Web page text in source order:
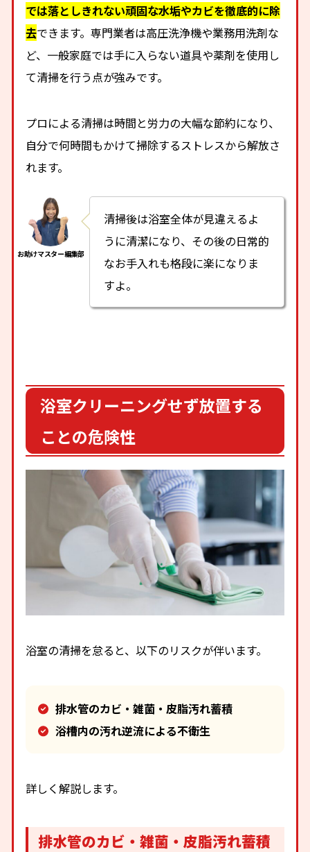
では落としきれない頑固な水垢やカビを徹底的に除
去できます。専門業者は高圧洗浄機や業務用洗剤な
ど、一般家庭では手に入らない道具や薬剤を使用し
て清掃を行う点が強みです。
プロによる清掃は時間と労力の大幅な節約になり、
自分で何時間もかけて掃除するストレスから解放さ
れます。
清掃後は浴室全体が見違えるよ
うに清潔になり、その後の日常的
なお手入れも格段に楽になりま
すよ。
浴室クリーニングせず放置する
ことの危険性
浴室の清掃を怠ると、以下のリスクが伴います。
排水管のカビ・雑菌・皮脂汚れ蓄積
浴槽内の汚れ逆流による不衛生
詳しく解説します。
排水管のカビ・雑菌・皮脂汚れ蓄積